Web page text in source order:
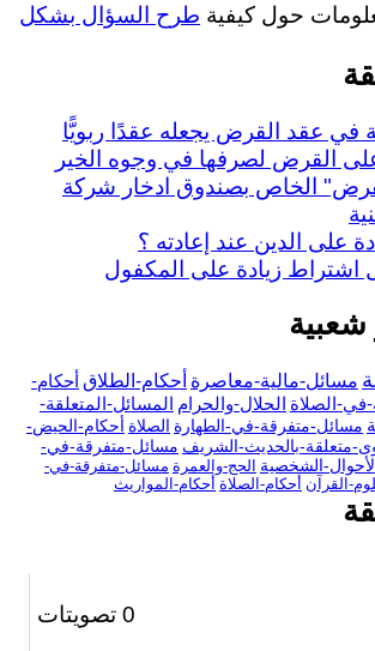
حول كيفية طرح السؤال بشكل
في عقد القرض يجعله عقدًا ربويًّا
القرض لصرفها في وجوه الخير
الخاص بصندوق ادخار شركة
على الدين عند إعادته ؟
اشتراط زيادة على المكفول
شعبية
مسائل-مالية-معاصرة أحكام-الطلاق أحكام-
في-الصلاة الحلال-والحرام المسائل-المتعلقة-
مسائل-متفرقة-في-الطهارة الصلاة أحكام-الحيض-
متعلقة-بالحديث-الشريف مسائل-متفرقة-في-
الشخصية الحج-والعمرة مسائل-متفرقة-في-
القرآن أحكام-الصلاة أحكام-المواريث
0 تصويتات